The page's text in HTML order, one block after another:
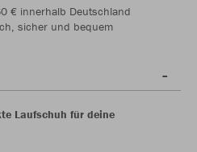
€ innerhalb Deutschland
sicher und bequem
Laufschuh für deine